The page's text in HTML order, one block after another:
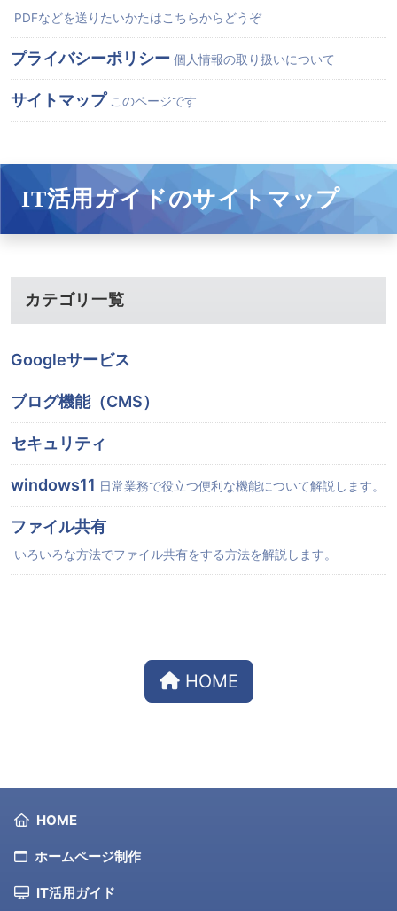
PDFなどを送りたいかたはこちらからどうぞ
プライバシーポリシー 個人情報の取り扱いについて
サイトマップ このページです
IT活用ガイドのサイトマップ
カテゴリ一覧
Googleサービス
ブログ機能（CMS）
セキュリティ
windows11 日常業務で役立つ便利な機能について解説します。
ファイル共有
いろいろな方法でファイル共有をする方法を解説します。
HOME
HOME
ホームページ制作
IT活用ガイド